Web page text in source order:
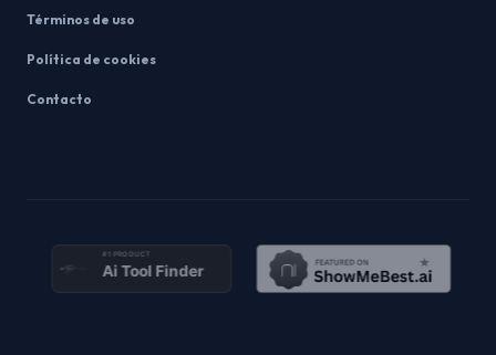
Términos de uso
Política de cookies
Contacto